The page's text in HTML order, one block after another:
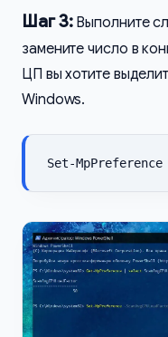
Шаг 3: Выполните
замените число в
ЦП вы хотите
Windows.
Set-MpPreference